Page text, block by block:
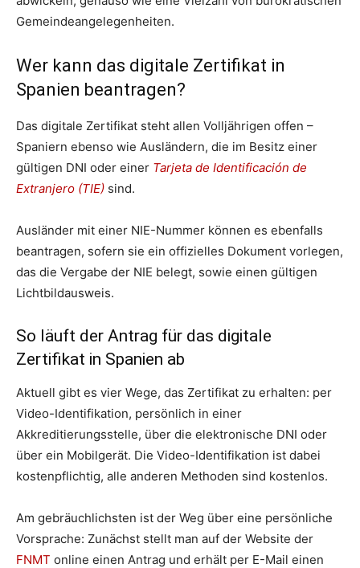
Gemeindeangelegenheiten.
Wer kann das digitale Zertifikat in
Spanien beantragen?
Das digitale Zertifikat steht allen Volljährigen offen –
Spaniern ebenso wie Ausländern, die im Besitz einer
gültigen DNI oder einer Tarjeta de Identificación de
Extranjero (TIE) sind.
Ausländer mit einer NIE-Nummer können es ebenfalls
beantragen, sofern sie ein offizielles Dokument vorlegen,
das die Vergabe der NIE belegt, sowie einen gültigen
Lichtbildausweis.
So läuft der Antrag für das digitale
Zertifikat in Spanien ab
Aktuell gibt es vier Wege, das Zertifikat zu erhalten: per
Video-Identifikation, persönlich in einer
Akkreditierungsstelle, über die elektronische DNI oder
über ein Mobilgerät. Die Video-Identifikation ist dabei
kostenpflichtig, alle anderen Methoden sind kostenlos.
Am gebräuchlichsten ist der Weg über eine persönliche
Vorsprache: Zunächst stellt man auf der Website der
FNMT online einen Antrag und erhält per E-Mail einen